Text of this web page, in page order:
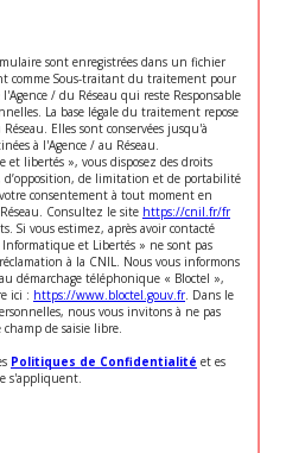
sont enregistrées dans un fichier
comme Sous-traitant du traitement pour
/ du Réseau qui reste Responsable
La base légale du traitement repose
Elles sont conservées jusqu'à
à l'Agence / au Réseau.
libertés », vous disposez des droits
d’opposition, de limitation et de portabilité
consentement à tout moment en
Consultez le site https://cnil.fr/fr
Si vous estimez, après avoir contacté
et Libertés » ne sont pas
à la CNIL. Nous vous informons
démarchage téléphonique « Bloctel »,
ici : https://www.bloctel.gouv.fr. Dans le
nous vous invitons à ne pas
de saisie libre.
Politiques de Confidentialité et es
s'appliquent.